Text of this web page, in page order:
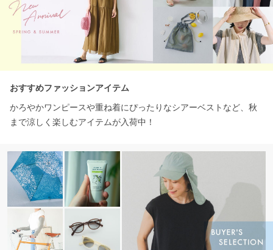
おすすめファッションアイテム
かろやかワンピースや重ね着にぴったりなシアーベストなど、秋
まで涼しく楽しむアイテムが入荷中！